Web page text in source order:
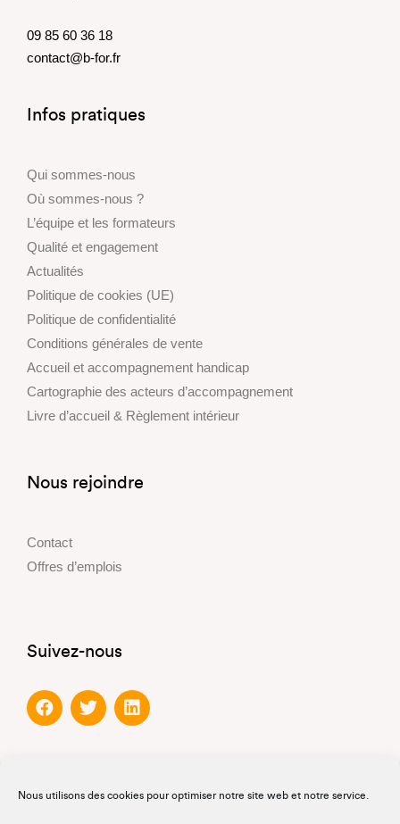
Nous utilisons des cookies pour optimiser notre site web et notre service.
09 85 60 36 18
contact@b-for.fr
Infos pratiques
Qui sommes-nous
Où sommes-nous ?
L’équipe et les formateurs
Qualité et engagement
Actualités
Politique de cookies (UE)
Politique de confidentialité
Conditions générales de vente
Accueil et accompagnement handicap
Cartographie des acteurs d’accompagnement
Livre d’accueil & Règlement intérieur
Nous rejoindre
Contact
Offres d’emplois
Suivez-nous